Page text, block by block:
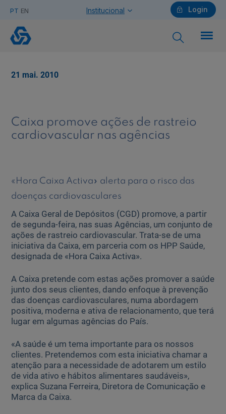
PT EN Login
Institucional
Empresas
Ajuda Empresas
Quero ser cliente:
Aderir ao Caixadirecta Particulares
Aderir ao Caixadirecta Empresas
Links úteis:
Recomendações de Segurança
Registo fornecedor confirming
Caixa
promove
rastreio
cardiovascular
21 mai. 2010
Caixa promove ações de rastreio
cardiovascular nas agências
«Hora Caixa Activa» alerta para o risco das
doenças cardiovasculares
A Caixa Geral de Depósitos (CGD) promove, a partir
de segunda-feira, nas suas Agências, um conjunto de
ações de rastreio cardiovascular. Trata-se de uma
iniciativa da Caixa, em parceria com os HPP Saúde,
designada de «Hora Caixa Activa».
A Caixa pretende com estas ações promover a saúde
junto dos seus clientes, dando enfoque à prevenção
das doenças cardiovasculares, numa abordagem
positiva, moderna e ativa de relacionamento, que terá
lugar em algumas agências do País.
«A saúde é um tema importante para os nossos
clientes. Pretendemos com esta iniciativa chamar a
atenção para a necessidade de adotarem um estilo
de vida ativo e hábitos alimentares saudáveis»,
explica Suzana Ferreira, Diretora de Comunicação e
Marca da Caixa.